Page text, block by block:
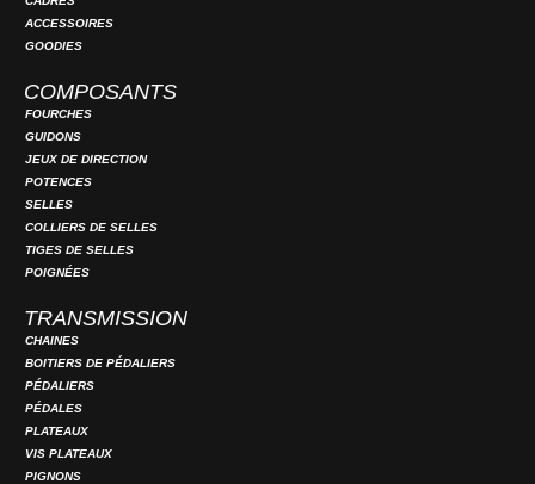
ACCESSOIRES
GOODIES
COMPOSANTS
FOURCHES
GUIDONS
JEUX DE DIRECTION
POTENCES
SELLES
COLLIERS DE SELLES
TIGES DE SELLES
POIGNÉES
TRANSMISSION
CHAINES
BOITIERS DE PÉDALIERS
PÉDALIERS
PÉDALES
PLATEAUX
VIS PLATEAUX
PIGNONS